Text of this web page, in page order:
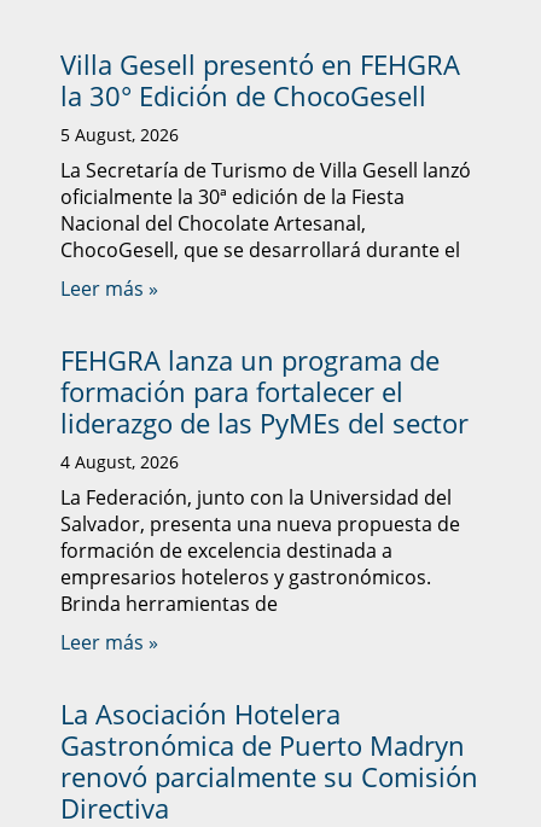
Villa Gesell presentó en FEHGRA
la 30° Edición de ChocoGesell
5 August, 2026
La Secretaría de Turismo de Villa Gesell lanzó
oficialmente la 30ª edición de la Fiesta
Nacional del Chocolate Artesanal,
ChocoGesell, que se desarrollará durante el
Leer más »
FEHGRA lanza un programa de
formación para fortalecer el
liderazgo de las PyMEs del sector
4 August, 2026
La Federación, junto con la Universidad del
Salvador, presenta una nueva propuesta de
formación de excelencia destinada a
empresarios hoteleros y gastronómicos.
Brinda herramientas de
Leer más »
La Asociación Hotelera
Gastronómica de Puerto Madryn
renovó parcialmente su Comisión
Directiva